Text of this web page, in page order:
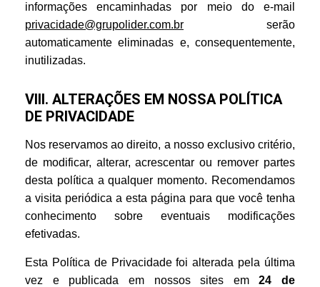
informações encaminhadas por meio do e-mail
privacidade@grupolider.com.br serão
automaticamente eliminadas e, consequentemente,
inutilizadas.
VIII. ALTERAÇÕES EM NOSSA POLÍTICA
DE PRIVACIDADE
Nos reservamos ao direito, a nosso exclusivo critério,
de modificar, alterar, acrescentar ou remover partes
desta política a qualquer momento. Recomendamos
a visita periódica a esta página para que você tenha
conhecimento sobre eventuais modificações
efetivadas.
Esta Política de Privacidade foi alterada pela última
vez e publicada em nossos sites em24 de